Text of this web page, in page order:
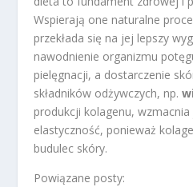
Wspierają one naturalne
przekłada się na jej lepszy
nawodnienie organizmu
pielęgnacji, a dostarczenie
składników odżywczych, np.
produkcji kolagenu,
elastyczność, ponieważ
budulec skóry.
Powiązane posty: